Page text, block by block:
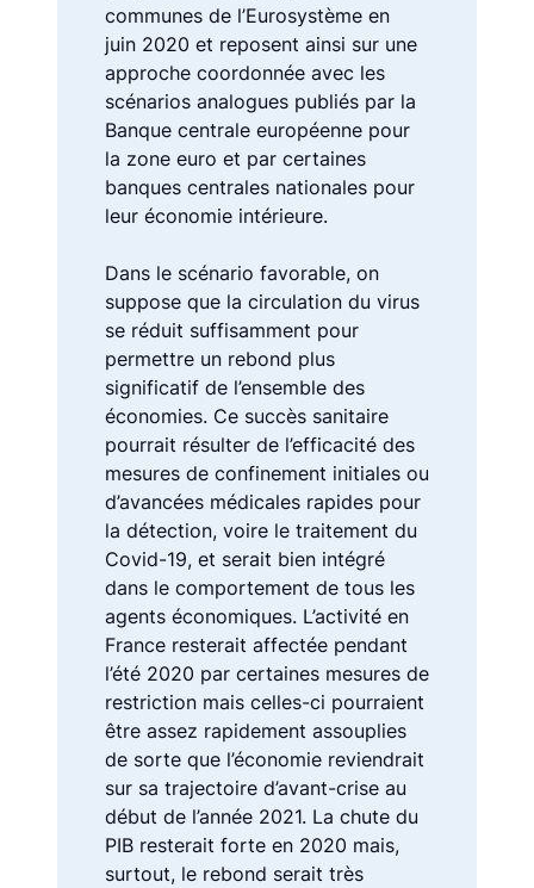
communes de l’Eurosystème en
juin 2020 et reposent ainsi sur une
approche coordonnée avec les
scénarios analogues publiés par la
Banque centrale européenne pour
la zone euro et par certaines
banques centrales nationales pour
leur économie intérieure.
Dans le scénario favorable, on
suppose que la circulation du virus
se réduit suffisamment pour
permettre un rebond plus
significatif de l’ensemble des
économies. Ce succès sanitaire
pourrait résulter de l’efficacité des
mesures de confinement initiales ou
d’avancées médicales rapides pour
la détection, voire le traitement du
Covid-19, et serait bien intégré
dans le comportement de tous les
agents économiques. L’activité en
France resterait affectée pendant
l’été 2020 par certaines mesures de
restriction mais celles-ci pourraient
être assez rapidement assouplies
de sorte que l’économie reviendrait
sur sa trajectoire d’avant-crise au
début de l’année 2021. La chute du
PIB resterait forte en 2020 mais,
surtout, le rebond serait très